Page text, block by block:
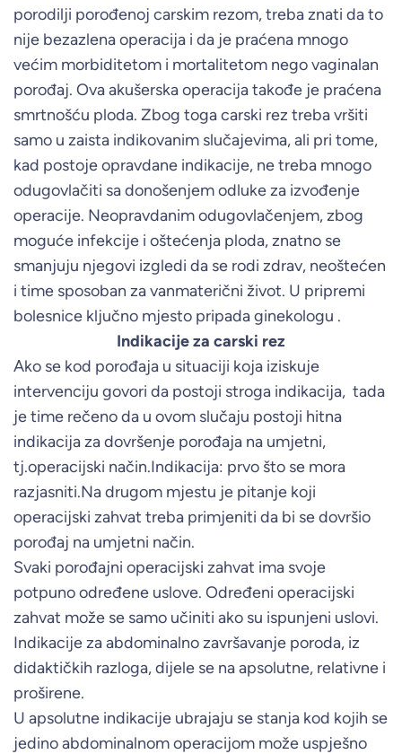
porodilji porođenoj carskim rezom, treba znati da to
nije bezazlena operacija i da je praćena mnogo
većim morbiditetom i mortalitetom nego vaginalan
porođaj. Ova akušerska operacija takođe je praćena
smrtnošću ploda. Zbog toga carski rez treba vršiti
samo u zaista indikovanim slučajevima, ali pri tome,
kad postoje opravdane indikacije, ne treba mnogo
odugovlačiti sa donošenjem odluke za izvođenje
operacije. Neopravdanim odugovlačenjem, zbog
moguće infekcije i oštećenja ploda, znatno se
smanjuju njegovi izgledi da se rodi zdrav, neoštećen
i time sposoban za vanmaterični život. U pripremi
bolesnice ključno mjesto pripada ginekologu .
Indikacije za carski rez
Ako se kod porođaja u situaciji koja iziskuje
intervenciju govori da postoji stroga indikacija, tada
je time rečeno da u ovom slučaju postoji hitna
indikacija za dovršenje porođaja na umjetni,
tj.operacijski način.Indikacija: prvo što se mora
razjasniti.Na drugom mjestu je pitanje koji
operacijski zahvat treba primjeniti da bi se dovršio
porođaj na umjetni način.
Svaki porođajni operacijski zahvat ima svoje
potpuno određene uslove. Određeni operacijski
zahvat može se samo učiniti ako su ispunjeni uslovi.
Indikacije za abdominalno završavanje poroda, iz
didaktičkih razloga, dijele se na apsolutne, relativne i
proširene.
U apsolutne indikacije ubrajaju se stanja kod kojih se
jedino abdominalnom operacijom može uspješno